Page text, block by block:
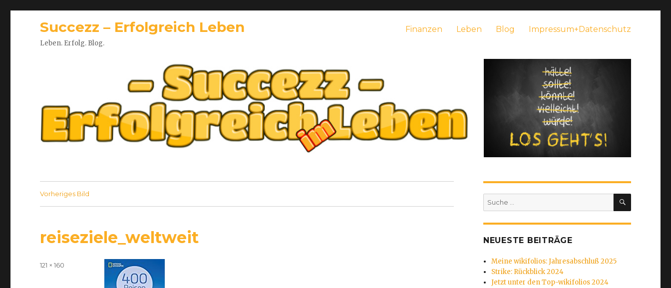
Succezz – Erfolgreich Leben
Leben. Erfolg. Blog.
Finanzen Leben Blog Impressum+Datenschutz
Vorheriges Bild
reiseziele_weltweit
Volle
121 × 160
Suche
nach:
SUCHEN
NEUESTE BEITRÄGE
Meine wikifolios: Jahresabschluß 2025
Strike: Rückblick 2024
Jetzt unter den Top-wikifolios 2024